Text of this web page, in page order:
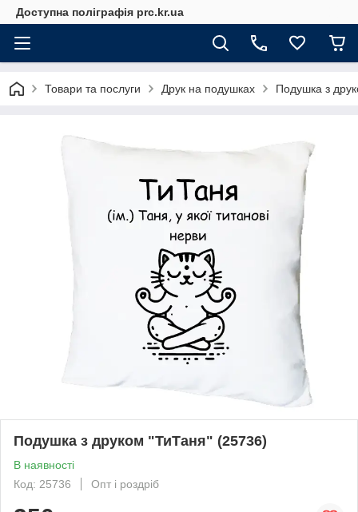
Доступна поліграфія prc.kr.ua
Товари та послуги Друк на подушках Подушка з
Подушка з друком "ТиТаня" (25736)
В наявності
Код: 25736
Опт і роздріб